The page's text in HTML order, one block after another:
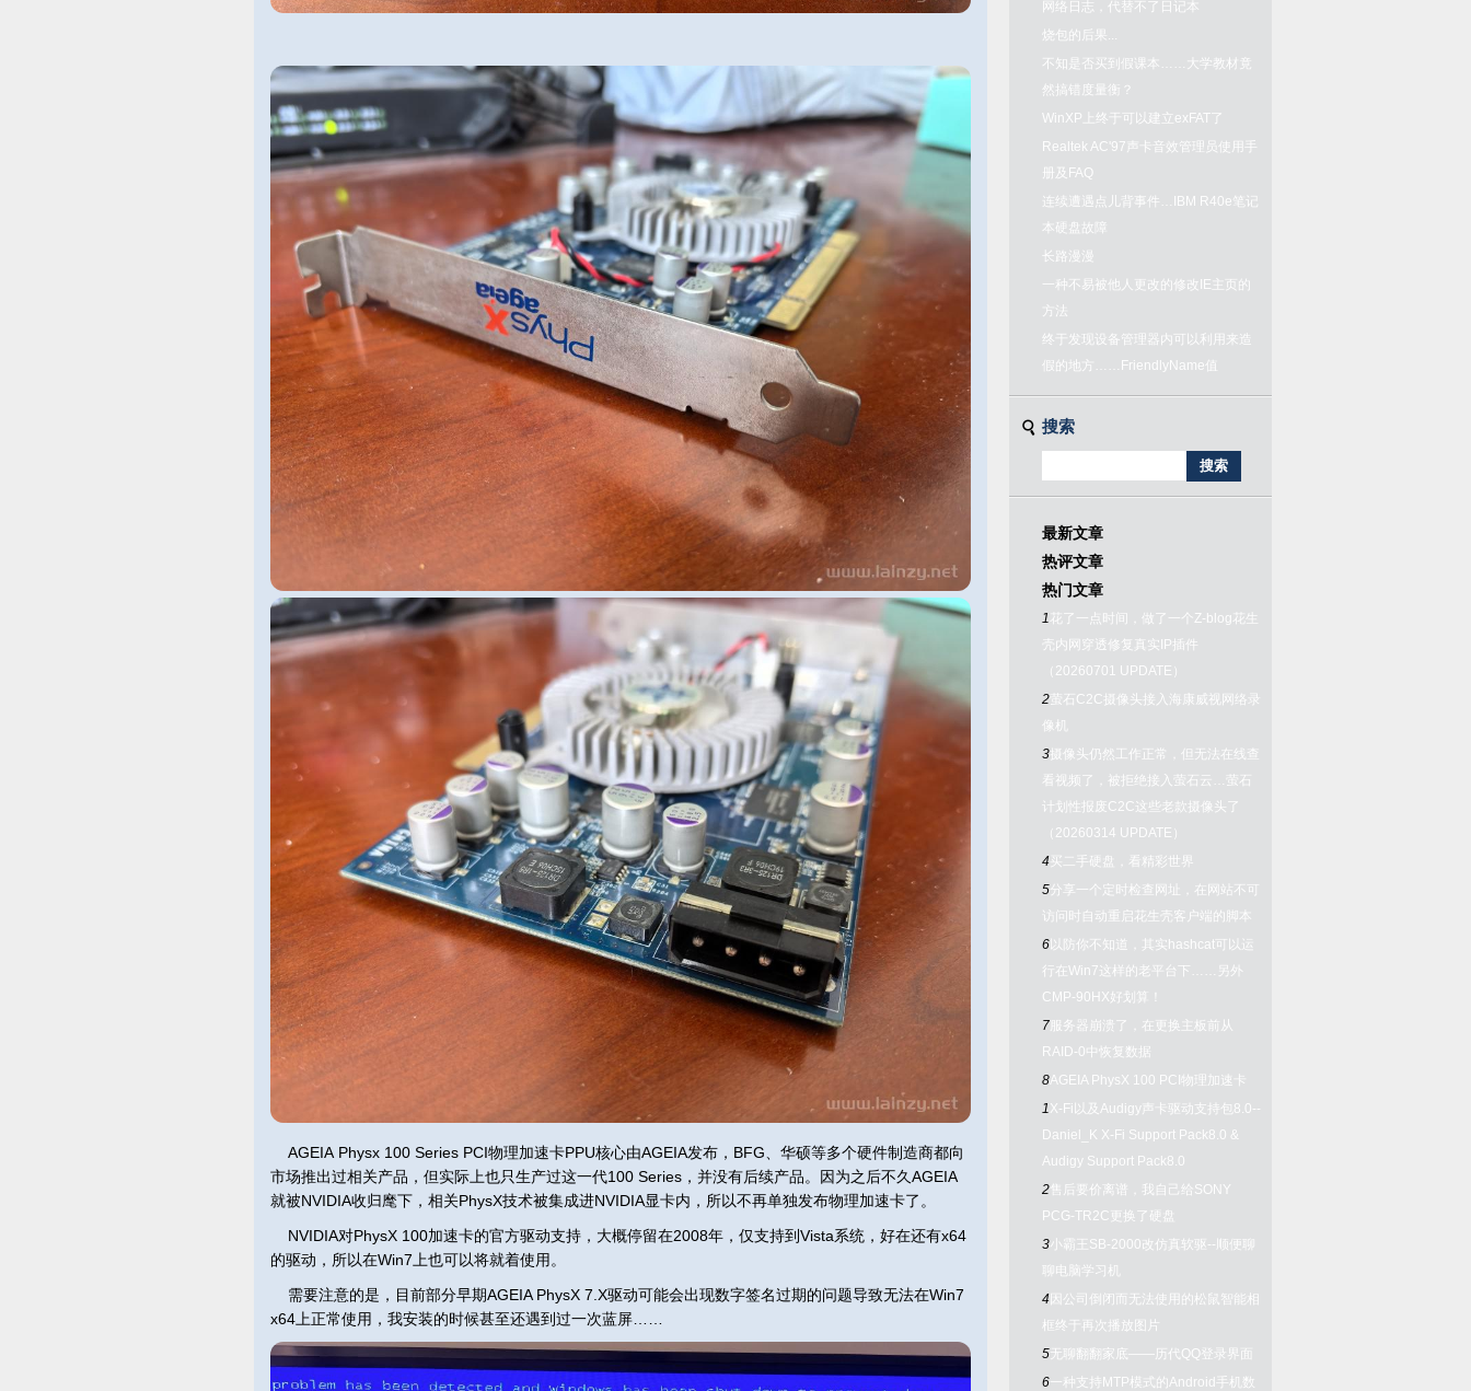
AGEIA Physx 100 Series PCI物理加速卡PPU核心由AGEIA发布，BFG、华硕等多个硬件制造商都向
市场推出过相关产品，但实际上也只生产过这一代100 Series，并没有后续产品。因为之后不久AGEIA
就被NVIDIA收归麾下，相关PhysX技术被集成进NVIDIA显卡内，所以不再单独发布物理加速卡了。
NVIDIA对PhysX 100加速卡的官方驱动支持，大概停留在2008年，仅支持到Vista系统，好在还有x64
的驱动，所以在Win7上也可以将就着使用。
需要注意的是，目前部分早期AGEIA PhysX 7.X驱动可能会出现数字签名过期的问题导致无法在Win7
x64上正常使用，我安装的时候甚至还遇到过一次蓝屏……
网络日志，代替不了日记本
烧包的后果...
不知是否买到假课本……大学教材竟
然搞错度量衡？
WinXP上终于可以建立exFAT了
Realtek AC'97声卡音效管理员使用手
册及FAQ
连续遭遇点儿背事件…IBM R40e笔记
本硬盘故障
长路漫漫
一种不易被他人更改的修改IE主页的
方法
终于发现设备管理器内可以利用来造
假的地方……FriendlyName值
搜索
最新文章
热评文章
热门文章
1 花了一点时间，做了一个Z-blog花生
壳内网穿透修复真实IP插件
（20260701 UPDATE）
2 萤石C2C摄像头接入海康威视网络录
像机
3 摄像头仍然工作正常，但无法在线查
看视频了，被拒绝接入萤石云…萤石
计划性报废C2C这些老款摄像头了
（20260314 UPDATE）
4买二手硬盘，看精彩世界
5分享一个定时检查网址，在网站不可
访问时自动重启花生壳客户端的脚本
6 以防你不知道，其实hashcat可以运
行在Win7这样的老平台下……另外
CMP-90HX好划算！
7 服务器崩溃了，在更换主板前从
RAID-0中恢复数据
8AGEIA PhysX 100 PCI物理加速卡
1X-Fi以及Audigy声卡驱动支持包8.0--
Daniel_K X-Fi Support Pack8.0 &
Audigy Support Pack8.0
2售后要价离谱，我自己给SONY
PCG-TR2C更换了硬盘
3小霸王SB-2000改仿真软驱--顺便聊
聊电脑学习机
4 因公司倒闭而无法使用的松鼠智能相
框终于再次播放图片
5无聊翻翻家底——历代QQ登录界面
6一种支持MTP模式的Android手机数